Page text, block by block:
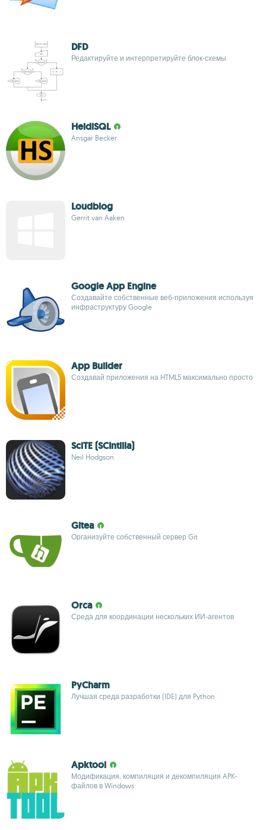
DFD
Редактируйте и интерпретируйте блок-схемы
HeidiSQL
Ansgar Becker
Loudblog
Gerrit van Aaken
Google App Engine
Создавайте собственные веб-приложения используя
инфраструктуру Google
App Builder
Создавай приложения на HTML5 максимально просто
SciTE (SCIntilla)
Neil Hodgson
Gitea
Организуйте собственный сервер Git
Orca
Среда для координации нескольких ИИ-агентов
PyCharm
Лучшая среда разработки (IDE) для Python
Apktool
Модификация, компиляция и декомпиляция APK-
файлов в Windows